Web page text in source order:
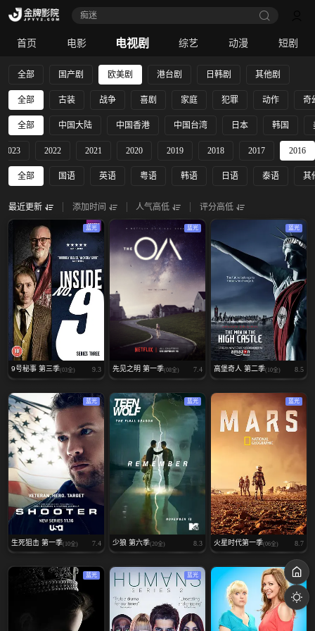
痴迷
首页 电影 电视剧 综艺 动漫 短剧
全部 国产剧 欧美剧 港台剧 日韩剧 其他剧
全部 古装 战争 喜剧 家庭 犯罪 动作 奇
全部 中国大陆 中国香港 中国台湾 日本 韩国
2023 2022 2021 2020 2019 2018 2017 2016
全部 国语 英语 粤语 韩语 日语 泰语 其
最近更新 添加时间 人气高低 评分高低
蓝光
9号秘事 第三季(03全) 9.3
蓝光
先见之明 第一季(08全) 7.4
蓝光
高堡奇人 第二季(10全) 8.5
蓝光
生死狙击 第一季(10全) 7.4
蓝光
少狼 第六季(20全) 8.3
蓝光
火星时代第一季(06全) 8.7
蓝光 蓝光 蓝光